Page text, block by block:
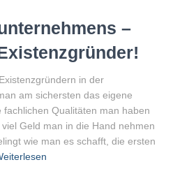
–
in der
am sichersten das eigene
Qualitäten man haben
Geld man in die Hand nehmen
wie man es schafft, die ersten